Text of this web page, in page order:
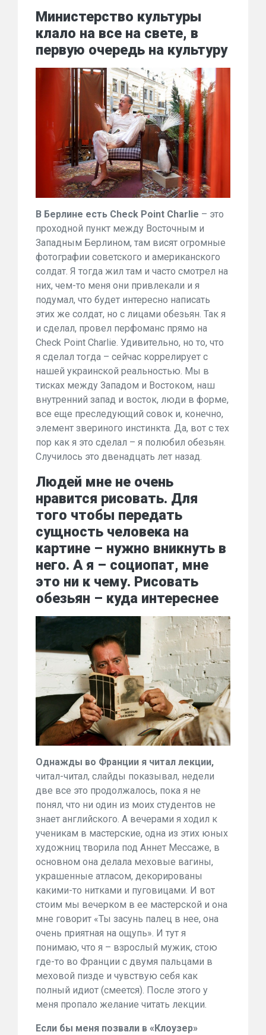
Министерство культуры
клало на все на свете, в
первую очередь на культуру
В Берлине есть Check Point Charlie – это
проходной пункт между Восточным и
Западным Берлином, там висят огромные
фотографии советского и американского
солдат. Я тогда жил там и часто смотрел на
них, чем-то меня они привлекали и я
подумал, что будет интересно написать
этих же солдат, но с лицами обезьян. Так я
и сделал, провел перфоманс прямо на
Check Point Charlie. Удивительно, но то, что
я сделал тогда – сейчас коррелирует с
нашей украинской реальностью. Мы в
тисках между Западом и Востоком, наш
внутренний запад и восток, люди в форме,
все еще преследующий совок и, конечно,
элемент звериного инстинкта. Да, вот с тех
пор как я это сделал – я полюбил обезьян.
Случилось это двенадцать лет назад.
Людей мне не очень
нравится рисовать. Для
того чтобы передать
сущность человека на
картине – нужно вникнуть в
него. А я – социопат, мне
это ни к чему. Рисовать
обезьян – куда интереснее
Однажды во Франции я читал лекции,
читал-читал, слайды показывал, недели
две все это продолжалось, пока я не
понял, что ни один из моих студентов не
знает английского. А вечерами я ходил к
ученикам в мастерские, одна из этих юных
художниц творила под Аннет Мессаже, в
основном она делала меховые вагины,
украшенные атласом, декорированы
какими-то нитками и пуговицами. И вот
стоим мы вечерком в ее мастерской и она
мне говорит «Ты засунь палец в нее, она
очень приятная на ощупь». И тут я
понимаю, что я – взрослый мужик, стою
где-то во Франции с двумя пальцами в
меховой пизде и чувствую себя как
полный идиот (смеется). После этого у
меня пропало желание читать лекции.
Если бы меня позвали в «Клоузер»